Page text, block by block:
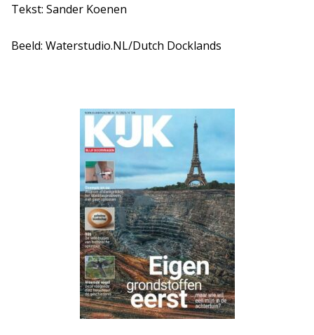
Tekst: Sander Koenen
Beeld: Waterstudio.NL/Dutch Docklands